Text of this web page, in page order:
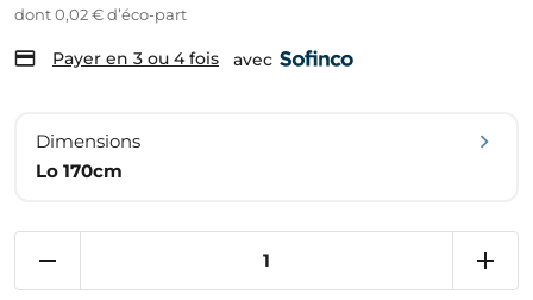
dont 0,02 € d’éco-part
Payer en 3 ou 4 fois avec
Dimensions
Lo 170cm